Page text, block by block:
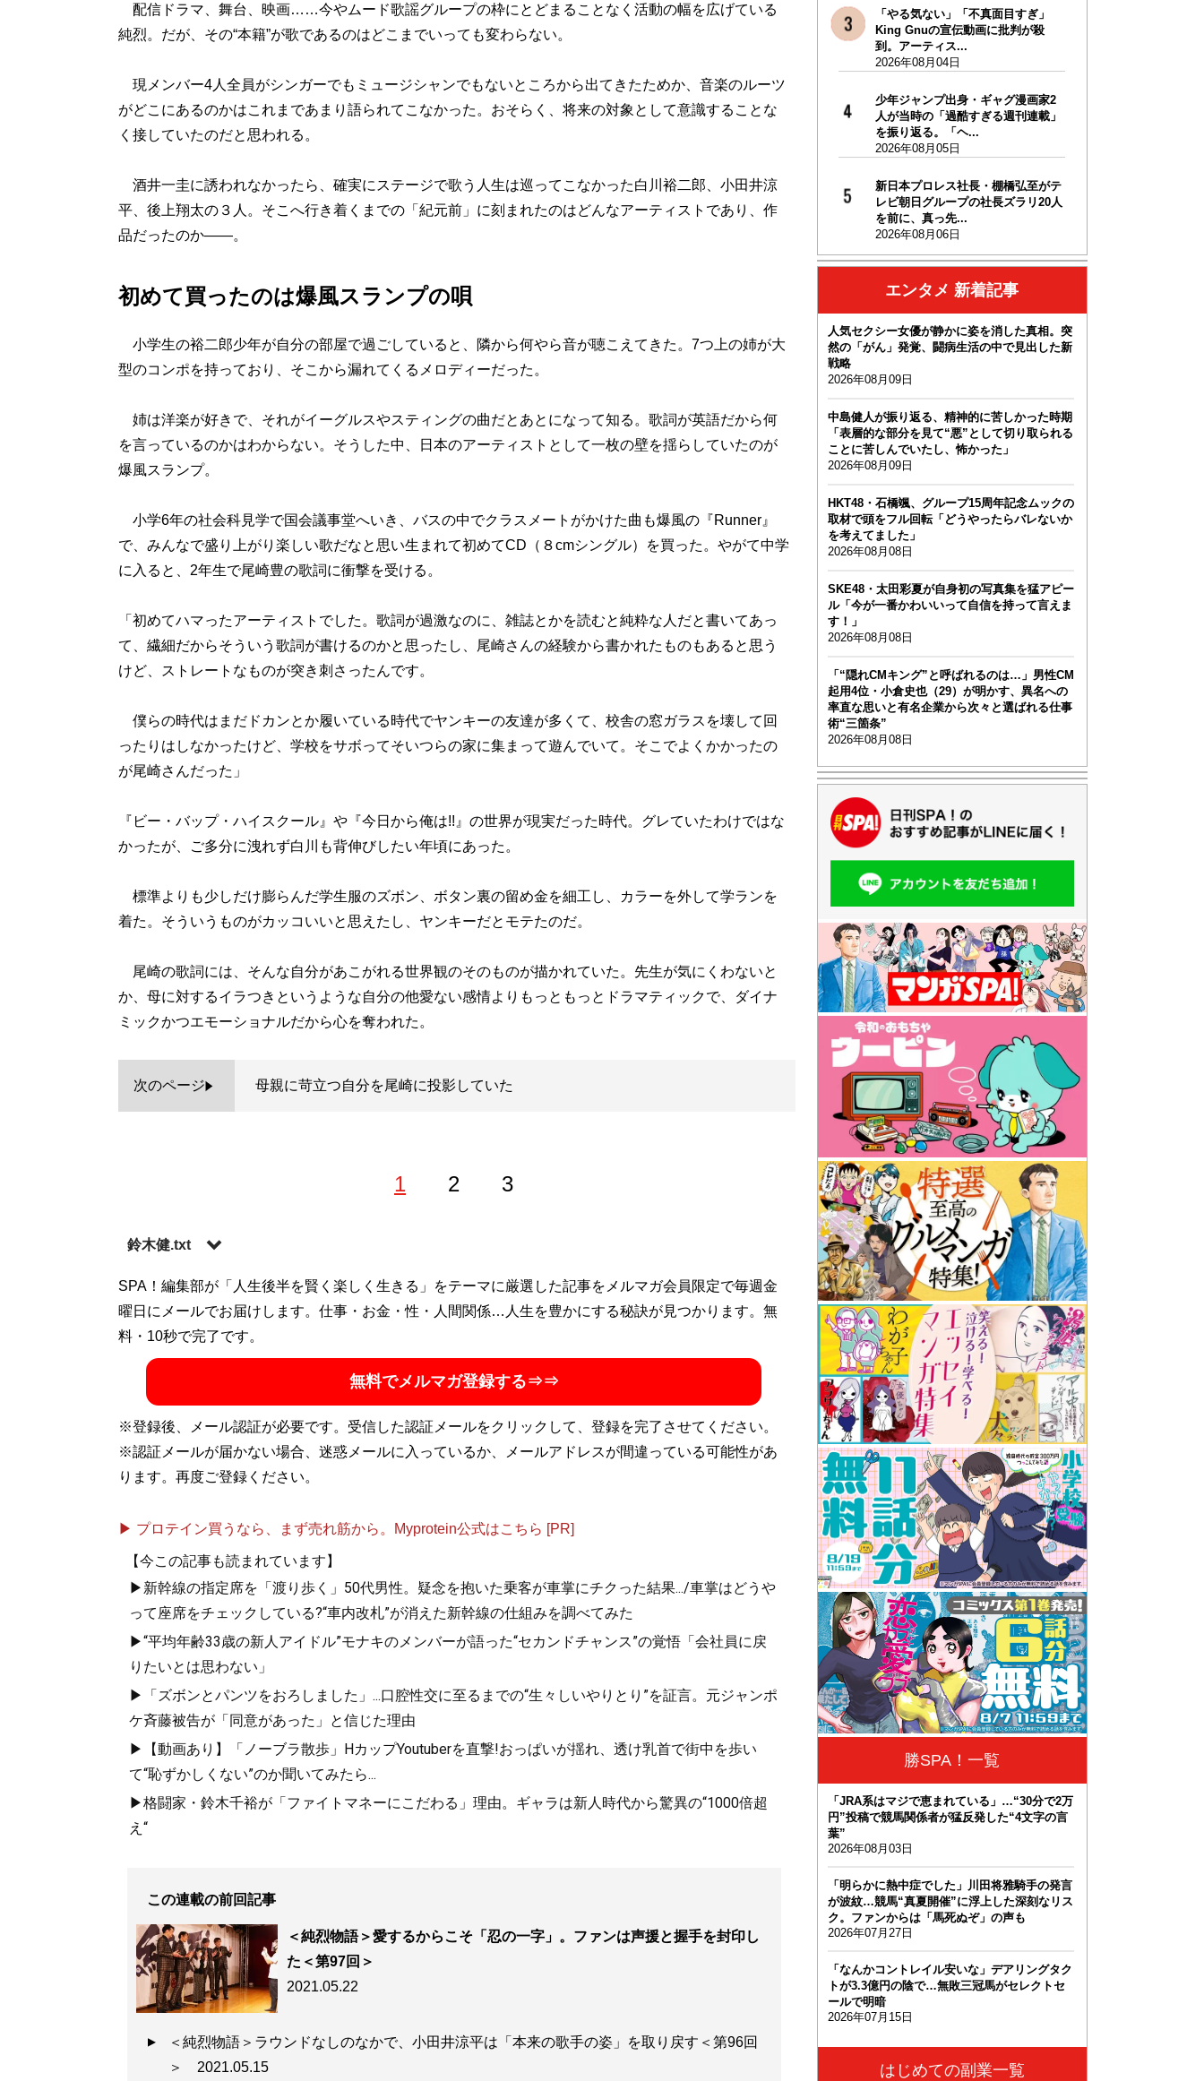
配信ドラマ、舞台、映画……今やムード歌謡グループの枠にとどまることなく活動の幅を広げている
純烈。だが、その“本籍”が歌であるのはどこまでいっても変わらない。
現メンバー4人全員がシンガーでもミュージシャンでもないところから出てきたためか、音楽のルーツ
がどこにあるのかはこれまであまり語られてこなかった。おそらく、将来の対象として意識することな
く接していたのだと思われる。
酒井一圭に誘われなかったら、確実にステージで歌う人生は巡ってこなかった白川裕二郎、小田井涼
平、後上翔太の３人。そこへ行き着くまでの「紀元前」に刻まれたのはどんなアーティストであり、作
品だったのか――。
初めて買ったのは爆風スランプの唄
小学生の裕二郎少年が自分の部屋で過ごしていると、隣から何やら音が聴こえてきた。7つ上の姉が大
型のコンポを持っており、そこから漏れてくるメロディーだった。
姉は洋楽が好きで、それがイーグルスやスティングの曲だとあとになって知る。歌詞が英語だから何
を言っているのかはわからない。そうした中、日本のアーティストとして一枚の壁を揺らしていたのが
爆風スランプ。
小学6年の社会科見学で国会議事堂へいき、バスの中でクラスメートがかけた曲も爆風の『Runner』
で、みんなで盛り上がり楽しい歌だなと思い生まれて初めてCD（８cmシングル）を買った。やがて中学
に入ると、2年生で尾崎豊の歌詞に衝撃を受ける。
「初めてハマったアーティストでした。歌詞が過激なのに、雑誌とかを読むと純粋な人だと書いてあっ
て、繊細だからそういう歌詞が書けるのかと思ったし、尾崎さんの経験から書かれたものもあると思う
けど、ストレートなものが突き刺さったんです。
僕らの時代はまだドカンとか履いている時代でヤンキーの友達が多くて、校舎の窓ガラスを壊して回
ったりはしなかったけど、学校をサボってそいつらの家に集まって遊んでいて。そこでよくかかったの
が尾崎さんだった」
『ビー・バップ・ハイスクール』や『今日から俺は!!』の世界が現実だった時代。グレていたわけではな
かったが、ご多分に洩れず白川も背伸びしたい年頃にあった。
標準よりも少しだけ膨らんだ学生服のズボン、ボタン裏の留め金を細工し、カラーを外して学ランを
着た。そういうものがカッコいいと思えたし、ヤンキーだとモテたのだ。
尾崎の歌詞には、そんな自分があこがれる世界観のそのものが描かれていた。先生が気にくわないと
か、母に対するイラつきというような自分の他愛ない感情よりもっともっとドラマティックで、ダイナ
ミックかつエモーショナルだから心を奪われた。
次のページ 母親に苛立つ自分を尾崎に投影していた
1 2 3
鈴木健.txt
（すずきけん）――’66年、東京都葛飾区亀有出身。’88年９月～’09年９月までアルバイト時代から数え
21年間、ベースボール・マガジン社に在籍し『週刊プロレス』編集次長及び同誌携帯サイト『週刊プロ
レスmobile』編集長を務める。退社後はフリー編集ライターとしてプロレスに限らず音楽、演劇、映画
などで執筆。50団体以上のプロレス中継の実況・解説をする。酒井一圭とはマッスルのテレビ中継解説
を務めたことから知り合い、マッスル休止後も出演舞台のレビューを執筆。今回のマッスル再開時にも
とハッピー～純烈物語』『 純烈物語 20-21』が発売
「濃厚接触アイドル解散の危機!?」エンタメ界を揺るがしている「コロナ
禍」。20年末、3年連続3度目の紅白歌合戦出場を果たした、スーパー銭湯ア
イドル「純烈」はいかにコロナと戦い、それを乗り越えてきたのか。
『白と黒とハッピー~純烈物語
記事一覧へ
SPA！編集部が「人生後半を賢く楽しく生きる」をテーマに厳選した記事をメルマガ会員限定で毎週金
曜日にメールでお届けします。仕事・お金・性・人間関係…人生を豊かにする秘訣が見つかります。無
料・10秒で完了です。
無料でメルマガ登録する⇒⇒
※登録後、メール認証が必要です。受信した認証メールをクリックして、登録を完了させてください。
※認証メールが届かない場合、迷惑メールに入っているか、メールアドレスが間違っている可能性があ
ります。再度ご登録ください。
▶ プロテイン買うなら、まず売れ筋から。Myprotein公式はこちら [PR]
【今この記事も読まれています】
▶新幹線の指定席を「渡り歩く」50代男性。疑念を抱いた乗客が車掌にチクった結果.../車掌はどうや
って座席をチェックしている?“車内改札”が消えた新幹線の仕組みを調べてみた
▶“平均年齢33歳の新人アイドル”モナキのメンバーが語った“セカンドチャンス”の覚悟「会社員に戻
りたいとは思わない」
▶「ズボンとパンツをおろしました」...口腔性交に至るまでの“生々しいやりとり”を証言。元ジャンポ
ケ斉藤被告が「同意があった」と信じた理由
▶【動画あり】「ノーブラ散歩」HカップYoutuberを直撃!おっぱいが揺れ、透け乳首で街中を歩い
て“恥ずかしくない”のか聞いてみたら...
▶格闘家・鈴木千裕が「ファイトマネーにこだわる」理由。ギャラは新人時代から驚異の“1000倍超
え“
この連載の前回記事
＜純烈物語＞愛するからこそ「忍の一字」。ファンは声援と握手を封印し
た＜第97回＞
2021.05.22
＜純烈物語＞ラウンドなしのなかで、小田井涼平は「本来の歌手の姿」を取り戻す＜第96回
＞ 2021.05.15
「やる気ない」「不真面目すぎ」
King Gnuの宣伝動画に批判が殺
到。アーティス...
2026年08月04日
少年ジャンプ出身・ギャグ漫画家2
人が当時の「過酷すぎる週刊連載」
を振り返る。「ヘ...
2026年08月05日
新日本プロレス社長・棚橋弘至がテ
レビ朝日グループの社長ズラリ20人
を前に、真っ先...
2026年08月06日
エンタメ 新着記事
人気セクシー女優が静かに姿を消した真相。突
然の「がん」発覚、闘病生活の中で見出した新
戦略
2026年08月09日
中島健人が振り返る、精神的に苦しかった時期
「表層的な部分を見て“悪”として切り取られる
ことに苦しんでいたし、怖かった」
2026年08月09日
HKT48・石橋颯、グループ15周年記念ムックの
取材で頭をフル回転「どうやったらバレないか
を考えてました」
2026年08月08日
SKE48・太田彩夏が自身初の写真集を猛アピー
ル「今が一番かわいいって自信を持って言えま
す！」
2026年08月08日
「“隠れCMキング”と呼ばれるのは…」男性CM
起用4位・小倉史也（29）が明かす、異名への
率直な思いと有名企業から次々と選ばれる仕事
術“三箇条”
2026年08月08日
勝SPA！一覧
「JRA系はマジで恵まれている」…“30分で2万
円”投稿で競馬関係者が猛反発した“4文字の言
葉”
2026年08月03日
「明らかに熱中症でした」川田将雅騎手の発言
が波紋…競馬“真夏開催”に浮上した深刻なリス
ク。ファンからは「馬死ぬぞ」の声も
2026年07月27日
「なんかコントレイル安いな」デアリングタク
トが3.3億円の陰で…無敗三冠馬がセレクトセ
ールで明暗
2026年07月15日
はじめての副業一覧